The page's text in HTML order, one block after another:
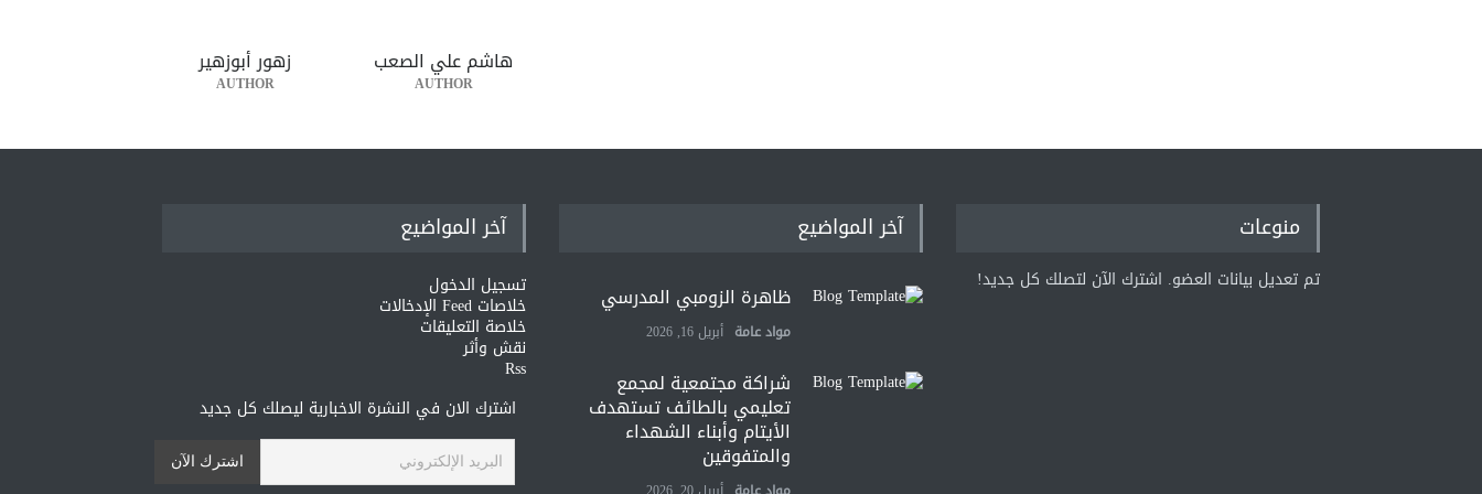
هاشم علي الصعب
AUTHOR
زهور أبوزهير
AUTHOR
منوعات
تم تعديل بيانات العضو. اشترك الآن لتصلك كل جديد!
آخر المواضيع
ظاهرة الزومبي المدرسي
مواد عامة أبريل 16, 2026
شراكة مجتمعية لمجمع
تعليمي بالطائف تستهدف
الأيتام وأبناء الشهداء
والمتفوقين
آخر المواضيع
تسجيل الدخول
خلاصات Feed الإدخالات
خلاصة التعليقات
نقش وأثر
Rss
اشترك الان في النشرة الاخبارية ليصلك كل جديد